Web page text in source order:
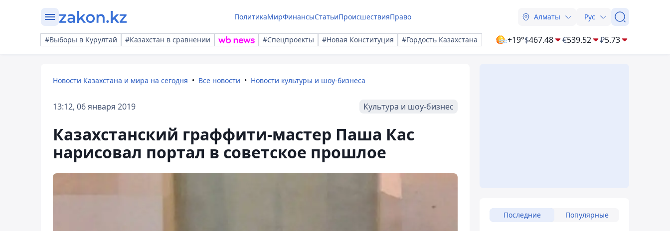
ПолитикаМирФинансыСтатьиПроисшествияПраво Алматы Рус
#Выборы в Курултай #Казахстан в сравнении #Спецпроекты #Новая Конституция #Гордость Казахстана +19°$467.48 €539.52 ₽5.73
Новости Казахстана и мира на сегодня Все новости Новости культуры и шоу-бизнеса
13:12, 06 января 2019 Культура и шоу-бизнес
Казахстанский граффити-мастер Паша Кас
нарисовал портал в советское прошлое
Последние Популярные